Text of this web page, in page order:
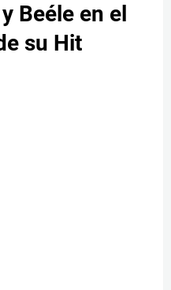
Beéle en el
su Hit